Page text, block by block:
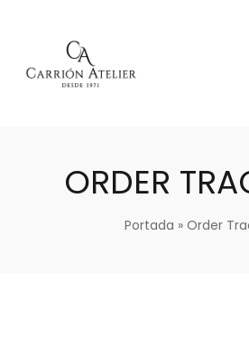
ORDER
Portada » Order